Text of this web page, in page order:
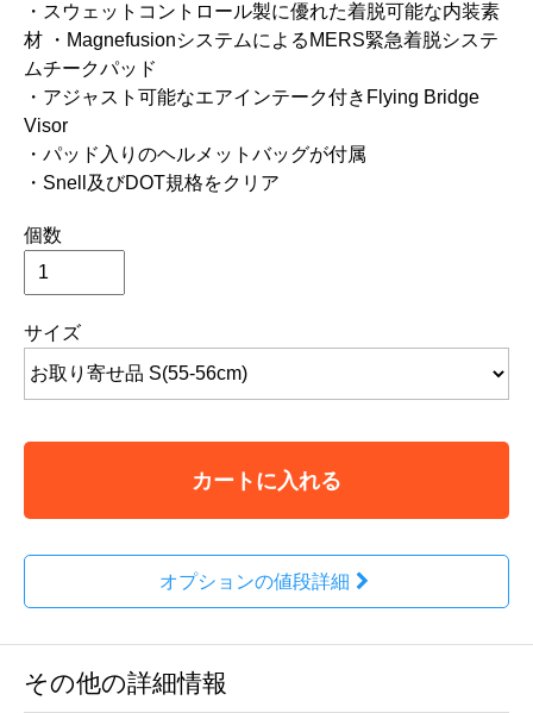
・スウェットコントロール製に優れた着脱可能な内装素
材 ・MagnefusionシステムによるMERS緊急着脱システ
ムチークパッド
・アジャスト可能なエアインテーク付きFlying Bridge
Visor
・パッド入りのヘルメットバッグが付属
・Snell及びDOT規格をクリア
個数
サイズ
カートに入れる
オプションの値段詳細
その他の詳細情報